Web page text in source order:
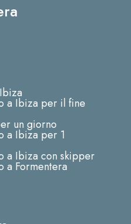
a Ibiza per il fine
un giorno
a Ibiza per 1
a Ibiza con skipper
a Formentera